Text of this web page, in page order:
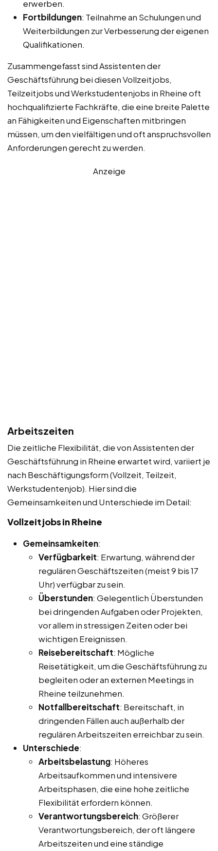
erwerben.
Fortbildungen: Teilnahme an Schulungen und
Weiterbildungen zur Verbesserung der eigenen
Qualifikationen.
Zusammengefasst sind Assistenten der
Geschäftsführung bei diesen Vollzeitjobs,
Teilzeitjobs und Werkstudentenjobs in Rheine oft
hochqualifizierte Fachkräfte, die eine breite Palette
an Fähigkeiten und Eigenschaften mitbringen
müssen, um den vielfältigen und oft anspruchsvollen
Anforderungen gerecht zu werden.
Anzeige
Arbeitszeiten
Die zeitliche Flexibilität, die von Assistenten der
Geschäftsführung in Rheine erwartet wird, variiert je
nach Beschäftigungsform (Vollzeit, Teilzeit,
Werkstudentenjob). Hier sind die
Gemeinsamkeiten und Unterschiede im Detail:
Vollzeitjobs in Rheine
Gemeinsamkeiten:
Verfügbarkeit: Erwartung, während der
regulären Geschäftszeiten (meist 9 bis 17
Uhr) verfügbar zu sein.
Überstunden: Gelegentlich Überstunden
bei dringenden Aufgaben oder Projekten,
vor allem in stressigen Zeiten oder bei
wichtigen Ereignissen.
Reisebereitschaft: Mögliche
Reisetätigkeit, um die Geschäftsführung zu
begleiten oder an externen Meetings in
Rheine teilzunehmen.
Notfallbereitschaft: Bereitschaft, in
dringenden Fällen auch außerhalb der
regulären Arbeitszeiten erreichbar zu sein.
Unterschiede:
Arbeitsbelastung: Höheres
Arbeitsaufkommen und intensivere
Arbeitsphasen, die eine hohe zeitliche
Flexibilität erfordern können.
Verantwortungsbereich: Größerer
Verantwortungsbereich, der oft längere
Arbeitszeiten und eine ständige